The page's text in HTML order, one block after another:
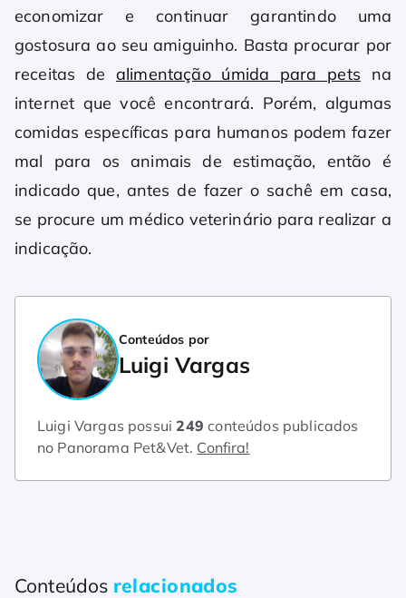
economizar e continuar garantindo uma
gostosura ao seu amiguinho. Basta procurar por
receitas dealimentação úmida para pets na
internet que você encontrará. Porém, algumas
comidas específicas para humanos podem fazer
mal para os animais de estimação, então é
indicado que, antes de fazer o sachê em casa,
se procure um médico veterinário para realizar a
indicação.
Conteúdos por
Luigi Vargas
Luigi Vargas possui 249 conteúdos publicados
no Panorama Pet&Vet. Confira!
Conteúdos relacionados